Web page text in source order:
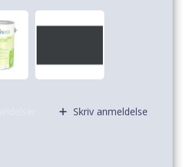
Skriv anmeldelse